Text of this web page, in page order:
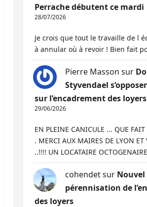
Perrache débutent ce mardi
28/07/2026
Je crois que tout le travaille de l
à annular où à revoir ! Bien fait
Pierre Masson sur
Styvendael
sur l’encadrement des loyers
29/06/2026
EN PLEINE CANICULE ... QUE FAIT
. MERCI AUX MAIRES DE LYON ET
..!!!! UN LOCATAIRE
cohendetsur Nouvel
pérennisation de
des loyers